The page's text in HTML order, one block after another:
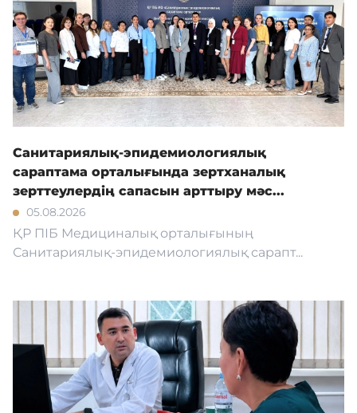
Санитариялық-эпидемиологиялық
сараптама орталығында зертханалық
зерттеулердің сапасын арттыру мәс...
05.08.2026
ҚР ПІБ Медициналық орталығының
Санитариялық-эпидемиологиялық сарапт...